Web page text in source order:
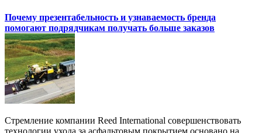
Почему презентабельность и узнаваемость бренда
помогают подрядчикам получать больше заказов
Стремление компании Reed International совершенствовать